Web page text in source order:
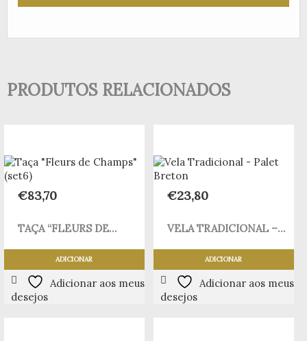
PRODUTOS RELACIONADOS
€83,70
TAÇA “FLEURS DE...
ADICIONAR
Adicionar aos meus
desejos
€23,80
VELA TRADICIONAL –...
ADICIONAR
Adicionar aos meus
desejos